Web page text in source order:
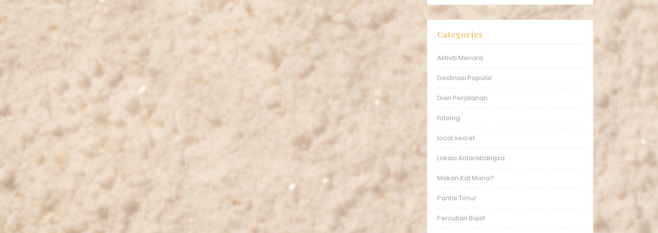
Categories
Aktiviti Menarik
Destinasi Popular
Diari Perjalanan
fotolog
local secret
Lokasi Antarabangsa
Makan Kat Mana?
Pantai Timur
Percutian Bajet